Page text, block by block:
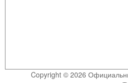
Copyright © 2026